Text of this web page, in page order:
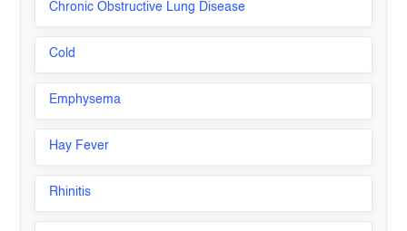
Chronic Obstructive Lung Disease
Cold
Emphysema
Hay Fever
Rhinitis